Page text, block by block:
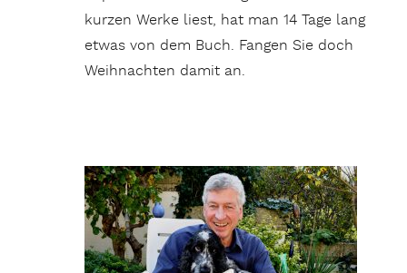
kurzen Werke liest, hat man 14 Tage lang
etwas von dem Buch. Fangen Sie doch
Weihnachten damit an.